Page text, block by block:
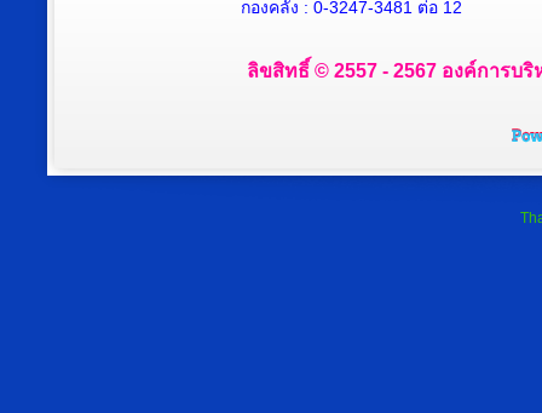
กองคลัง : 0-3247-3481 ต่อ 12
ลิขสิทธิ์ © 2557 - 2567 องค์การบ